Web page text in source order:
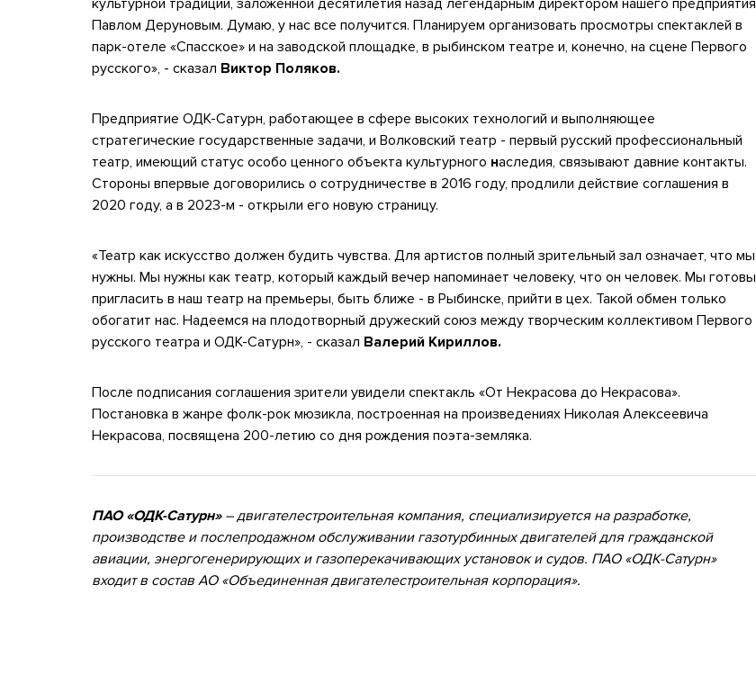
культурной традиции, заложенной десятилетия назад легендарным директором нашего предприятия
Павлом Деруновым. Думаю, у нас все получится. Планируем организовать просмотры спектаклей в
парк-отеле «Спасское» и на заводской площадке, в рыбинском театре и, конечно, на сцене Первого
русского», - сказал Виктор Поляков.
Предприятие ОДК-Сатурн, работающее в сфере высоких технологий и выполняющее
стратегические государственные задачи, и Волковский театр - первый русский профессиональный
театр, имеющий статус особо ценного объекта культурного наследия, связывают давние контакты.
Стороны впервые договорились о сотрудничестве в 2016 году, продлили действие соглашения в
2020 году, а в 2023-м - открыли его новую страницу.
«Театр как искусство должен будить чувства. Для артистов полный зрительный зал означает, что мы
нужны. Мы нужны как театр, который каждый вечер напоминает человеку, что он человек. Мы готовы
пригласить в наш театр на премьеры, быть ближе - в Рыбинске, прийти в цех. Такой обмен только
обогатит нас. Надеемся на плодотворный дружеский союз между творческим коллективом Первого
русского театра и ОДК-Сатурн», - сказал Валерий Кириллов.
После подписания соглашения зрители увидели спектакль «От Некрасова до Некрасова».
Постановка в жанре фолк-рок мюзикла, построенная на произведениях Николая Алексеевича
Некрасова, посвящена 200-летию со дня рождения поэта-земляка.
ПАО «ОДК-Сатурн»– двигателестроительная компания, специализируется на разработке,
производстве и послепродажном обслуживании газотурбинных двигателей для гражданской
авиации, энергогенерирующих и газоперекачивающих установок и судов. ПАО «ОДК-Сатурн»
входит в состав АО «Объединенная двигателестроительная корпорация».